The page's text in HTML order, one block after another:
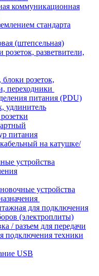
коммуникационная
стандарта
(штепсельная)
разветвители,
розеток,
переходники
питания (PDU)
удлинитель
питания
на катушке/
устройства
устройства
для подключения
(электроплиты)
/ разъем для передачи
подключения техники
USB